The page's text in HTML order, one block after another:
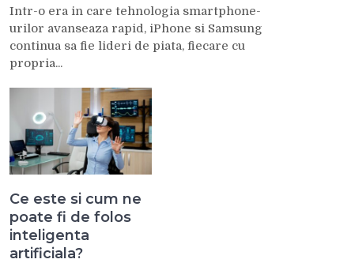
Intr-o era in care tehnologia smartphone-
urilor avanseaza rapid, iPhone si Samsung
continua sa fie lideri de piata, fiecare cu
propria...
Ce este si cum ne
poate fi de folos
inteligenta
artificiala?